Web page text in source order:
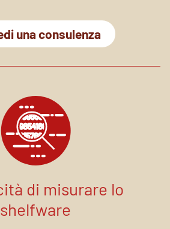
una consulenza
di misurare lo
shelfware